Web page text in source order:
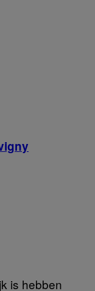
is hebben